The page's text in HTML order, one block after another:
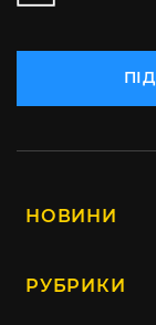
НОВИНИ
РУБРИКИ